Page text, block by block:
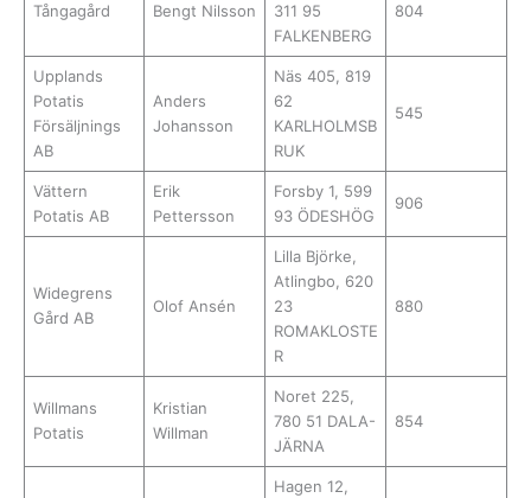
Tångagård Bengt Nilsson
311 95
FALKENBERG
804
Upplands
Potatis
Försäljnings
AB
Anders
Johansson
Näs 405, 819
62
KARLHOLMSB
RUK
545
Vättern
Potatis AB
Erik
Pettersson
Forsby 1, 599
93 ÖDESHÖG
906
Widegrens
Gård AB
Olof Ansén
Lilla Björke,
Atlingbo, 620
23
ROMAKLOSTE
R
880
Willmans
Potatis
Kristian
Willman
Noret 225,
780 51 DALA-
JÄRNA
854
Hagen 12,